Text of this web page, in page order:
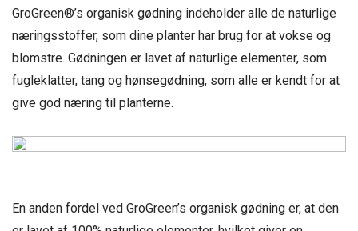
GroGreen®’s organisk gødning indeholder alle de naturlige
næringsstoffer, som dine planter har brug for at vokse og
blomstre. Gødningen er lavet af naturlige elementer, som
fugleklatter, tang og hønsegødning, som alle er kendt for at
give god næring til planterne.
En anden fordel ved GroGreen’s organisk gødning er, at den